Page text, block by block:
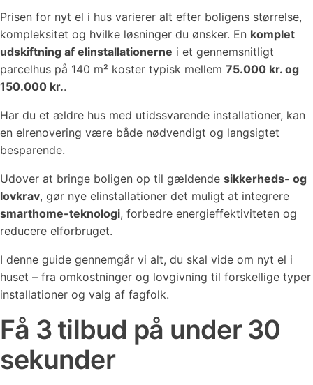
Prisen for nyt el i hus varierer alt efter boligens størrelse,
kompleksitet og hvilke løsninger du ønsker. En komplet
udskiftning af elinstallationerne i et gennemsnitligt
parcelhus på 140 m² koster typisk mellem 75.000 kr. og
150.000 kr..
Har du et ældre hus med utidssvarende installationer, kan
en elrenovering være både nødvendigt og langsigtet
besparende.
Udover at bringe boligen op til gældende sikkerheds- og
lovkrav, gør nye elinstallationer det muligt at integrere
smarthome-teknologi, forbedre energieffektiviteten og
reducere elforbruget.
I denne guide gennemgår vi alt, du skal vide om nyt el i
huset – fra omkostninger og lovgivning til forskellige typer
installationer og valg af fagfolk.
Få 3 tilbud på under 30
sekunder